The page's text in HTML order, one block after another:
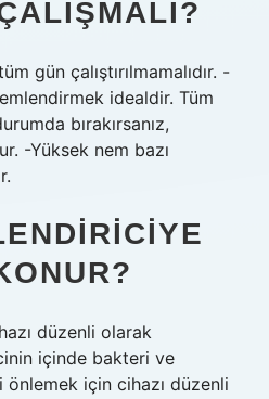
gün çalıştırılmamalıdır. -
idealdir. Tüm
bırakırsanız,
-Yüksek nem bazı
düzenli olarak
içinde bakteri ve
önlemek için cihazı düzenli